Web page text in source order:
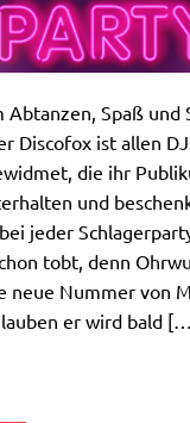
Abtanzen, Spaß und
Discofox ist allen
die ihr
und
jeder
tobt, denn
neue Nummer von
er wird bald